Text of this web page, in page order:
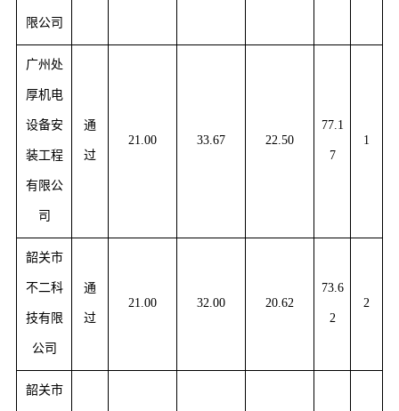
限公司
广州处
厚机电
设备安
装工程
有限公
司
通
过
21.00 33.67 22.50
77.1
7
1
韶关市
不二科
技有限
公司
通
过
21.00 32.00 20.62
73.6
2
2
韶关市